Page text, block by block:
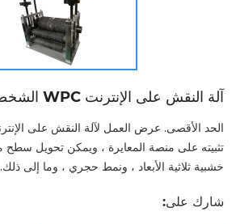
آلة النقش على الإنترنت WPC الشخصي
خشبية ثلاثية الأبعاد ، ونمط حجري ، وما إلى ذلك.
شارك على: